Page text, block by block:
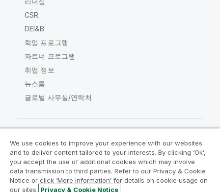
CSR
DEI&B
학업 프로그램
파트너 프로그램
취업 정보
뉴스룸
글로벌 사무실/연락처
Qlik Community
법적 계약 제품 약관
Legal Policies
Legal Policies
사용 약관
We use cookies to improve your experience with our websites
and to deliver content tailored to your interests. By clicking ‘Ok’,
you accept the use of additional cookies which may involve
data transmission to third parties. Refer to our Privacy & Cookie
Notice or click ‘More Information’ for details on cookie usage on
our sites. Privacy & Cookie Notice